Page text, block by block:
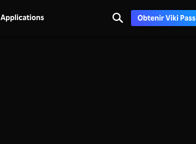
Applications Obtenir Viki Pass